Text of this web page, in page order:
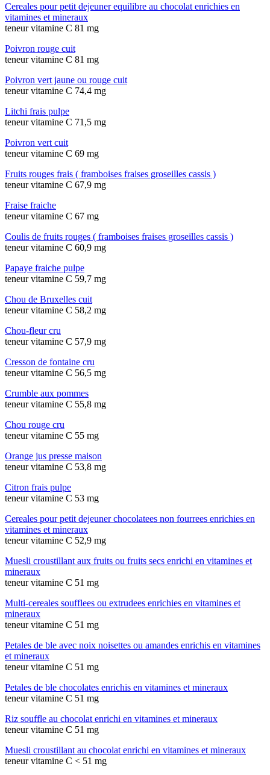
Cereales pour petit dejeuner equilibre au chocolat enrichies en
vitamines et mineraux
teneur vitamine C 81 mg
Poivron rouge cuit
teneur vitamine C 81 mg
Poivron vert jaune ou rouge cuit
teneur vitamine C 74,4 mg
Litchi frais pulpe
teneur vitamine C 71,5 mg
Poivron vert cuit
teneur vitamine C 69 mg
Fruits rouges frais ( framboises fraises groseilles cassis )
teneur vitamine C 67,9 mg
Fraise fraiche
teneur vitamine C 67 mg
Coulis de fruits rouges ( framboises fraises groseilles cassis )
teneur vitamine C 60,9 mg
Papaye fraiche pulpe
teneur vitamine C 59,7 mg
Chou de Bruxelles cuit
teneur vitamine C 58,2 mg
Chou-fleur cru
teneur vitamine C 57,9 mg
Cresson de fontaine cru
teneur vitamine C 56,5 mg
Crumble aux pommes
teneur vitamine C 55,8 mg
Chou rouge cru
teneur vitamine C 55 mg
Orange jus presse maison
teneur vitamine C 53,8 mg
Citron frais pulpe
teneur vitamine C 53 mg
Cereales pour petit dejeuner chocolatees non fourrees enrichies en
vitamines et mineraux
teneur vitamine C 52,9 mg
Muesli croustillant aux fruits ou fruits secs enrichi en vitamines et
mineraux
teneur vitamine C 51 mg
Multi-cereales soufflees ou extrudees enrichies en vitamines et
mineraux
teneur vitamine C 51 mg
Petales de ble avec noix noisettes ou amandes enrichis en vitamines
et mineraux
teneur vitamine C 51 mg
Petales de ble chocolates enrichis en vitamines et mineraux
teneur vitamine C 51 mg
Riz souffle au chocolat enrichi en vitamines et mineraux
teneur vitamine C 51 mg
Muesli croustillant au chocolat enrichi en vitamines et mineraux
teneur vitamine C < 51 mg